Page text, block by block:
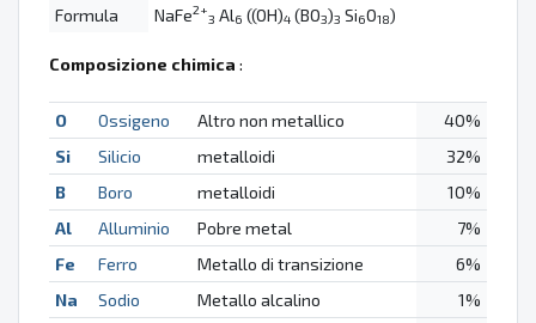
Formula
NaFe2+
3 Al6 ((OH)4 (BO3)3 Si6O18)
Composizione chimica :
O Ossigeno Altro non metallico
40%
Si
Silicio metalloidi
32%
B
Boro metalloidi
10%
Al
Alluminio Pobre metal
7%
Fe
Ferro Metallo di transizione
6%
Na
Sodio Metallo alcalino
1%